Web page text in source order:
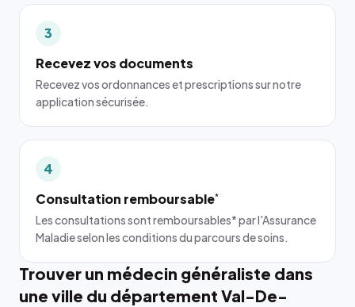
3
Recevez vos documents
Recevez vos ordonnances et prescriptions sur notre
application sécurisée.
4
Consultation remboursable*
Les consultations sont remboursables* par l'Assurance
Maladie selon les conditions du parcours de soins.
Trouver un médecin généraliste dans
une ville du département Val-De-